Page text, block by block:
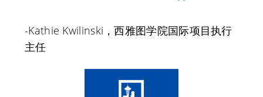
-Kathie Kwilinski，西雅图学院国际项目执行
主任